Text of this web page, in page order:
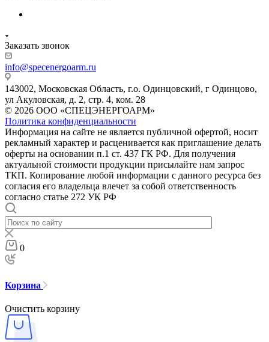
Заказать звонок
info@specenergoarm.ru
143002, Московская Область, г.о. Одинцовский, г Одинцово,
ул Акуловская, д. 2, стр. 4, ком. 28
© 2026 ООО «СПЕЦЭНЕРГОАРМ»
Политика конфиденциальности
Информация на сайте не является публичной офертой, носит
рекламный характер и расценивается как приглашение делать
оферты на основании п.1 ст. 437 ГК РФ. Для получения
актуальной стоимости продукции присылайте нам запрос
ТКП. Копирование любой информации с данного ресурса без
согласия его владельца влечет за собой ответственность
согласно статье 272 УК РФ
0
Корзина
Очистить корзину